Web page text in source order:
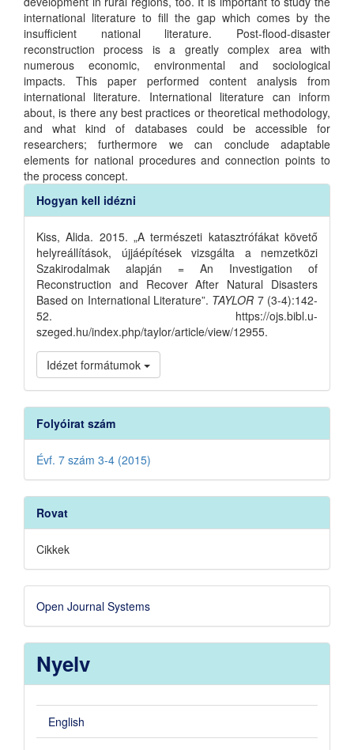
international literature to fill the gap which comes by the
insufficient national literature. Post-flood-disaster
reconstruction process is a greatly complex area with
numerous economic, environmental and sociological
impacts. This paper performed content analysis from
international literature. International literature can inform
about, is there any best practices or theoretical methodology,
and what kind of databases could be accessible for
researchers; furthermore we can conclude adaptable
elements for national procedures and connection points to
the process concept.
Article
Details
Hogyan kell idézni
Kiss, Alida. 2015. „A természeti katasztrófákat követő
helyreállítások, újjáépítések vizsgálta a nemzetközi
Szakirodalmak alapján = An Investigation of
Reconstruction and Recover After Natural Disasters
Based on International Literature”. TAYLOR 7 (3-4):142-
52. https://ojs.bibl.u-
szeged.hu/index.php/taylor/article/view/12955.
Idézet formátumok
Folyóirat szám
Évf. 7 szám 3-4 (2015)
Rovat
Cikkek
Developed
By
Open Journal Systems
Nyelv
English